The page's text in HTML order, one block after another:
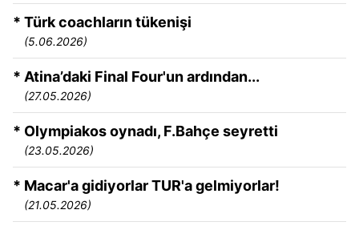
* Türk coachların tükenişi
(5.06.2026)
* Atina’daki Final Four'un ardından...
(27.05.2026)
* Olympiakos oynadı, F.Bahçe seyretti
(23.05.2026)
* Macar'a gidiyorlar TUR'a gelmiyorlar!
(21.05.2026)